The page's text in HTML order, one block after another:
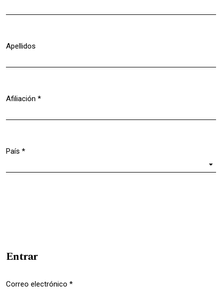
Apellidos
Afiliación *
País *
Entrar
Correo electrónico *